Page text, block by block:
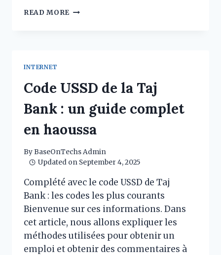
READ MORE CODE
L’UTILISER
EN
HAOUSSA
INTERNET
Code USSD de la Taj
Bank : un guide complet
en haoussa
ByBaseOnTechs Admin
Updated on September 4, 2025
Complété avec le code USSD de Taj
Bank : les codes les plus courants
Bienvenue sur ces informations. Dans
cet article, nous allons expliquer les
méthodes utilisées pour obtenir un
emploi et obtenir des commentaires à